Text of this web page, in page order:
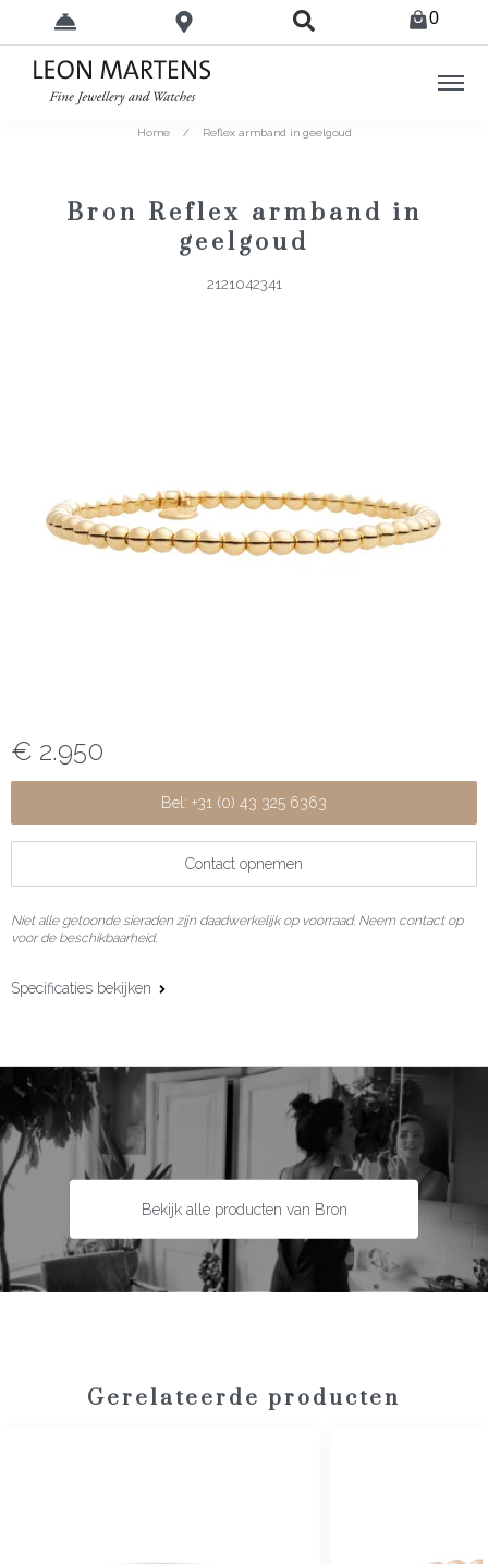
0
Home / Reflex armband in geelgoud
Bron Reflex armband in
geelgoud
2121042341
€ 2.950
Bel: +31 (0) 43 325 6363
Contact opnemen
Niet alle getoonde sieraden zijn daadwerkelijk op voorraad. Neem contact op
voor de beschikbaarheid.
Specificaties bekijken
Maat:
Bolletjes 4 millimeter
Bekijk alle producten van Bron
Gerelateerde producten